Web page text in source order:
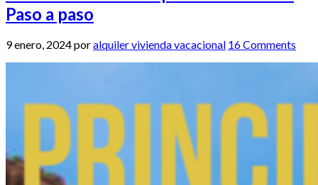
Paso a paso
9 enero, 2024poralquiler vivienda vacacional 16 Comments